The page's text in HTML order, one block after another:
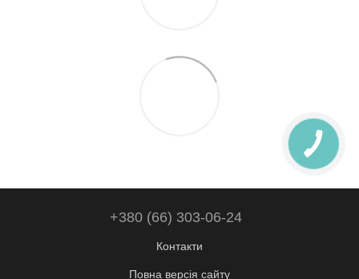
+380 (66) 303-06-24
Контакти
Повна версія сайту